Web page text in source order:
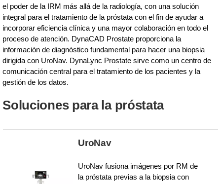
el poder de la IRM más allá de la radiología, con una solución
integral para el tratamiento de la próstata con el fin de ayudar a
incorporar eficiencia clínica y una mayor colaboración en todo el
proceso de atención. DynaCAD Prostate proporciona la
información de diagnóstico fundamental para hacer una biopsia
dirigida con UroNav. DynaLync Prostate sirve como un centro de
comunicación central para el tratamiento de los pacientes y la
gestión de los datos.
Soluciones para la próstata
UroNav
UroNav fusiona imágenes por RM de
la próstata previas a la biopsia con